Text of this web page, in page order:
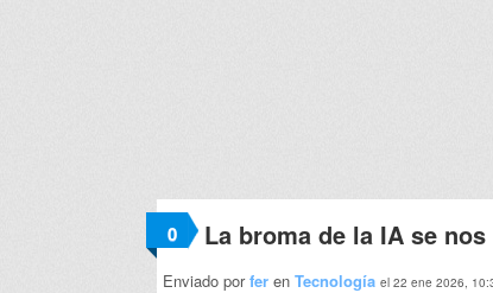
0 La broma de la IA se
Enviado porfer en Tecnología el 22 ene 2026,